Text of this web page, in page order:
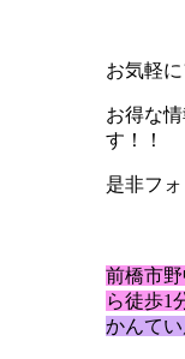
お気軽
お得な
す！！
是非フ
前橋市
ら徒歩1
かんて